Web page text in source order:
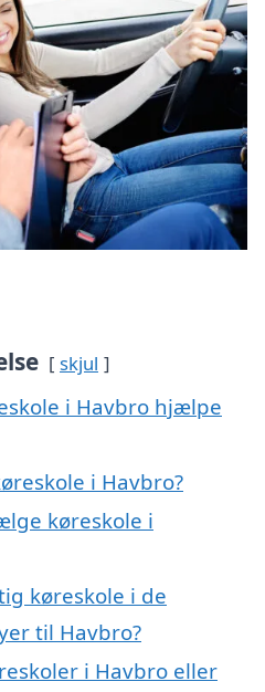
skjul
i Havbro hjælpe
i Havbro?
køreskole i
køreskole i de
til Havbro?
i Havbro eller